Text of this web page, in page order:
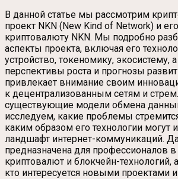
В данной статье мы рассмотрим
проект NKN (New Kind of Network) и
криптовалюту NKN. Мы подробно
аспекты проекта, включая его
устройство, токеномику, экосистему,
перспективы роста и прогнозы
привлекает внимание своим
к децентрализованным сетям и
существующие модели обмена
исследуем, какие проблемы
каким образом его технологии могут
ландшафт интернет-коммуникаций.
предназначена для профессионалов в
криптовалют и блокчейн-технологий,
кто интересуется новыми проектами